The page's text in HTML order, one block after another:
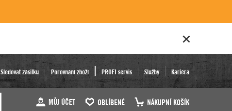
Sledovat zásilku Porovnání zboží PROFI servis Služby Kariéra
MŮJ ÚČET OBLÍBENÉ NÁKUPNÍ KOŠÍK